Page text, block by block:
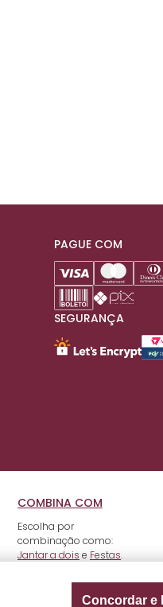
PAGUE COM
SEGURANÇA
COMBINA COM
Escolha por
combinação como:
Jantar a dois e Festas.
Concordar e